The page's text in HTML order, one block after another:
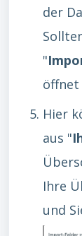
der
"
öffnet
Hier
aus "
Ihre
und